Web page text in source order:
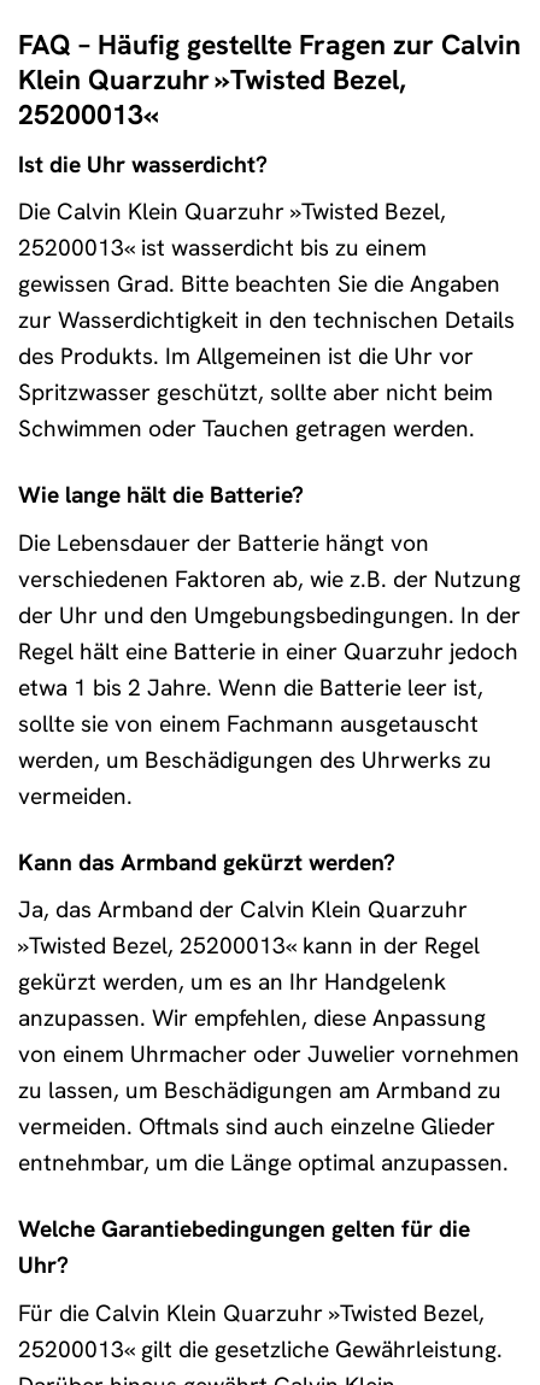
FAQ – Häufig gestellte Fragen zur Calvin
Klein Quarzuhr »Twisted Bezel,
25200013«
Ist die Uhr wasserdicht?
Die Calvin Klein Quarzuhr »Twisted Bezel,
25200013« ist wasserdicht bis zu einem
gewissen Grad. Bitte beachten Sie die Angaben
zur Wasserdichtigkeit in den technischen Details
des Produkts. Im Allgemeinen ist die Uhr vor
Spritzwasser geschützt, sollte aber nicht beim
Schwimmen oder Tauchen getragen werden.
Wie lange hält die Batterie?
Die Lebensdauer der Batterie hängt von
verschiedenen Faktoren ab, wie z.B. der Nutzung
der Uhr und den Umgebungsbedingungen. In der
Regel hält eine Batterie in einer Quarzuhr jedoch
etwa 1 bis 2 Jahre. Wenn die Batterie leer ist,
sollte sie von einem Fachmann ausgetauscht
werden, um Beschädigungen des Uhrwerks zu
vermeiden.
Kann das Armband gekürzt werden?
Ja, das Armband der Calvin Klein Quarzuhr
»Twisted Bezel, 25200013« kann in der Regel
gekürzt werden, um es an Ihr Handgelenk
anzupassen. Wir empfehlen, diese Anpassung
von einem Uhrmacher oder Juwelier vornehmen
zu lassen, um Beschädigungen am Armband zu
vermeiden. Oftmals sind auch einzelne Glieder
entnehmbar, um die Länge optimal anzupassen.
Welche Garantiebedingungen gelten für die
Uhr?
Für die Calvin Klein Quarzuhr »Twisted Bezel,
25200013« gilt die gesetzliche Gewährleistung.